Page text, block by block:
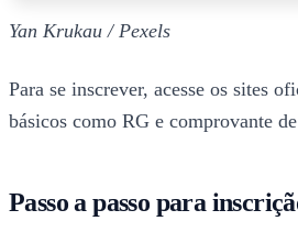
Yan Krukau / Pexels
Para se inscrever, acesse os sites
básicos como RG e comprovante
Passo a passo para